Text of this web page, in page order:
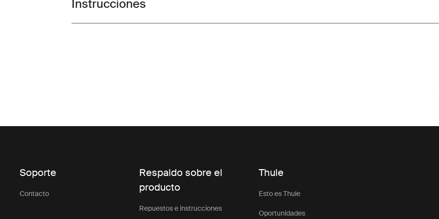
Instrucciones
Soporte
Contacto
Respaldo sobre el
producto
Repuestos e instrucciones
Thule
Esto es Thule
Oportunidades